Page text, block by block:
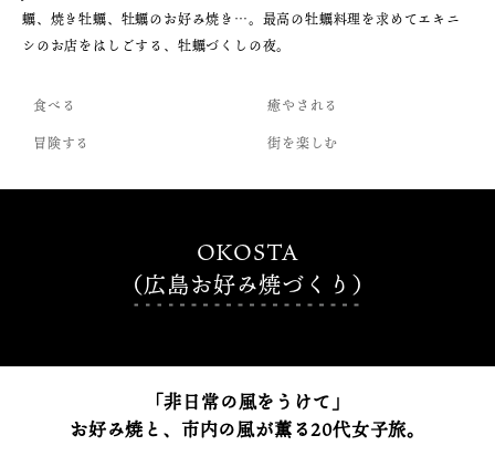
蠣、焼き牡蠣、牡蠣のお好み焼き…。最高の牡蠣料理を求めてエキニ
シのお店をはしごする、牡蠣づくしの夜。
食べる
癒やされる
冒険する
街を楽しむ
OKOSTA
（広島お好み焼づくり）
「非日常の風をうけて」
お好み焼と、市内の風が薫る20代女子旅。